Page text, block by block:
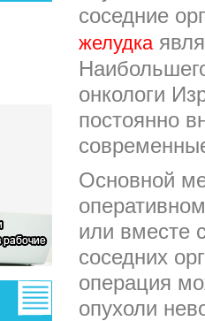
соседние
желудка
онкологи
постоянно
Основной
или вместе
соседних
операция
опухоли